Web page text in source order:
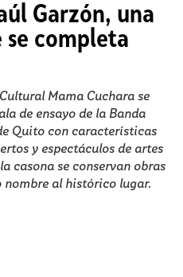
Garzón, una
se completa
Mama Cuchara se
de ensayo de la Banda
Quito con características
y espectáculos de artes
casona se conservan obras
nombre al histórico lugar.